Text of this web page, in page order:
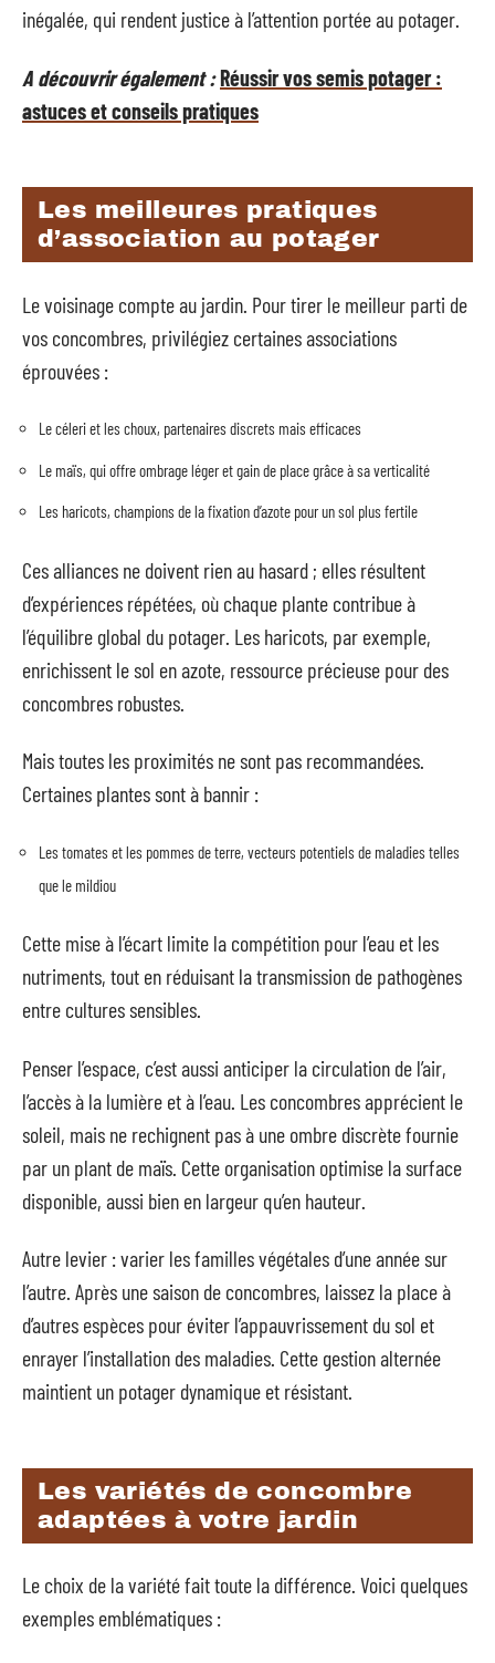
inégalée, qui rendent justice à l’attention portée au potager.
A découvrir également :Réussir vos semis potager :
astuces et conseils pratiques
Les meilleures pratiques
d’association au potager
Le voisinage compte au jardin. Pour tirer le meilleur parti de
vos concombres, privilégiez certaines associations
éprouvées :
Le céleri et les choux, partenaires discrets mais efficaces
Le maïs, qui offre ombrage léger et gain de place grâce à sa verticalité
Les haricots, champions de la fixation d’azote pour un sol plus fertile
Ces alliances ne doivent rien au hasard ; elles résultent
d’expériences répétées, où chaque plante contribue à
l’équilibre global du potager. Les haricots, par exemple,
enrichissent le sol en azote, ressource précieuse pour des
concombres robustes.
Mais toutes les proximités ne sont pas recommandées.
Certaines plantes sont à bannir :
Les tomates et les pommes de terre, vecteurs potentiels de maladies telles
que le mildiou
Cette mise à l’écart limite la compétition pour l’eau et les
nutriments, tout en réduisant la transmission de pathogènes
entre cultures sensibles.
Penser l’espace, c’est aussi anticiper la circulation de l’air,
l’accès à la lumière et à l’eau. Les concombres apprécient le
soleil, mais ne rechignent pas à une ombre discrète fournie
par un plant de maïs. Cette organisation optimise la surface
disponible, aussi bien en largeur qu’en hauteur.
Autre levier : varier les familles végétales d’une année sur
l’autre. Après une saison de concombres, laissez la place à
d’autres espèces pour éviter l’appauvrissement du sol et
enrayer l’installation des maladies. Cette gestion alternée
maintient un potager dynamique et résistant.
Les variétés de concombre
adaptées à votre jardin
Le choix de la variété fait toute la différence. Voici quelques
exemples emblématiques :